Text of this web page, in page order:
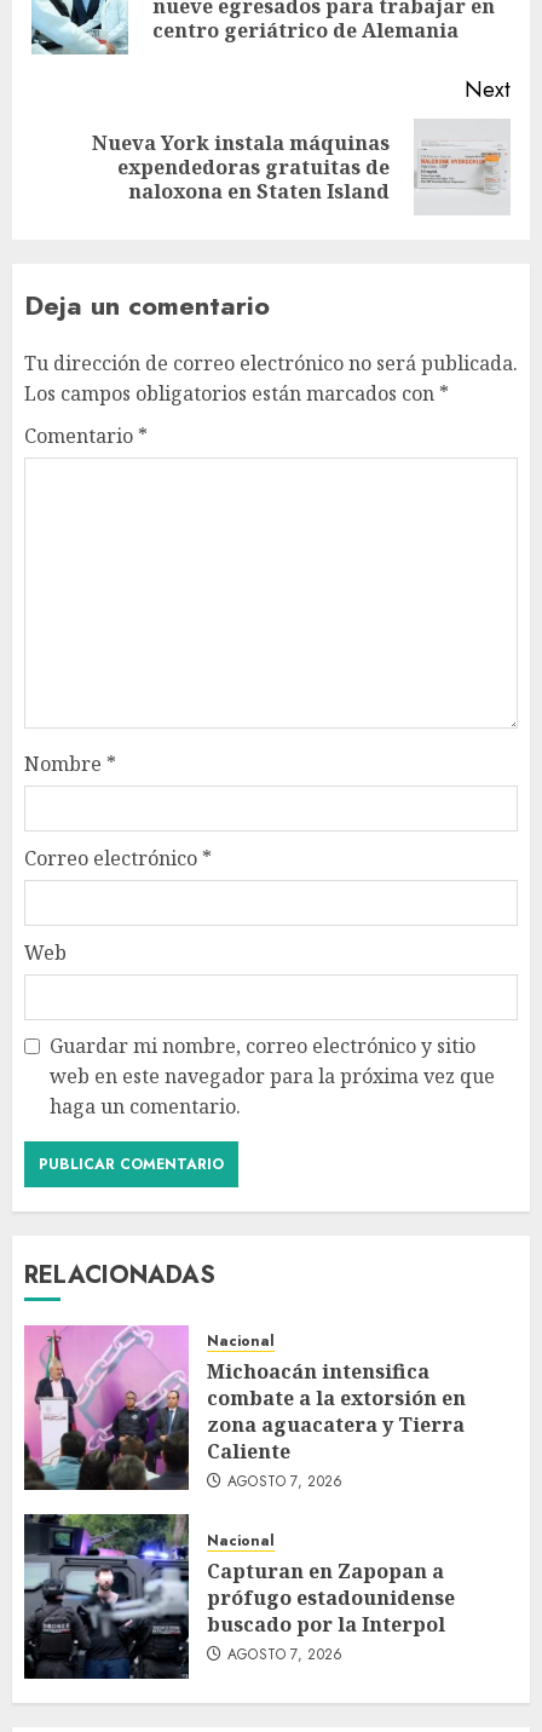
nueve egresados para trabajar en
centro geriátrico de Alemania
Next
Nueva York instala máquinas
expendedoras gratuitas de
naloxona en Staten Island
Deja un comentario
Tu dirección de correo electrónico no será publicada.
Los campos obligatorios están marcados con *
Comentario *
Nombre *
Correo electrónico *
Web
Guardar mi nombre, correo electrónico y sitio
web en este navegador para la próxima vez que
haga un comentario.
RELACIONADAS
Nacional
Michoacán intensifica
combate a la extorsión en
zona aguacatera y Tierra
Caliente
AGOSTO 7, 2026
Nacional
Capturan en Zapopan a
prófugo estadounidense
buscado por la Interpol
AGOSTO 7, 2026